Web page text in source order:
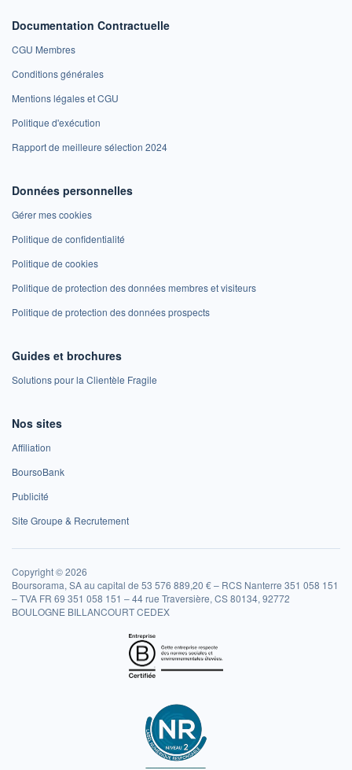
Documentation Contractuelle
CGU Membres
Conditions générales
Mentions légales et CGU
Politique d'exécution
Rapport de meilleure sélection 2024
Données personnelles
Gérer mes cookies
Politique de confidentialité
Politique de cookies
Politique de protection des données membres et visiteurs
Politique de protection des données prospects
Guides et brochures
Solutions pour la Clientèle Fragile
Nos sites
Affiliation
BoursoBank
Publicité
Site Groupe & Recrutement
Copyright © 2026
Boursorama, SA au capital de 53 576 889,20 € – RCS Nanterre 351 058 151
– TVA FR 69 351 058 151 – 44 rue Traversière, CS 80134, 92772
BOULOGNE BILLANCOURT CEDEX